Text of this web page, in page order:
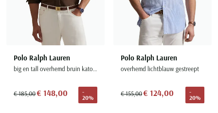
Polo Ralph Lauren
big en tall overhemd bruin katoen
€ 185,00€ 148,00
-
20%
Polo Ralph Lauren
overhemd lichtblauw gestreept
€ 155,00€ 124,00
-
20%